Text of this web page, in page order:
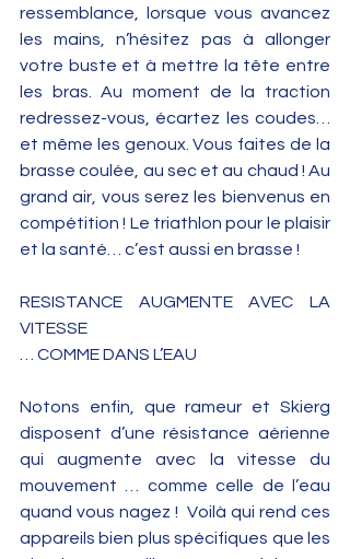
ressemblance, lorsque vous avancez
les mains, n’hésitez pas à allonger
votre buste et à mettre la tête entre
les bras. Au moment de la traction
redressez-vous, écartez les coudes…
et même les genoux. Vous faites de la
brasse coulée, au sec et au chaud ! Au
grand air, vous serez les bienvenus en
compétition ! Le triathlon pour le plaisir
et la santé… c’est aussi en brasse !
RESISTANCE AUGMENTE AVEC LA
VITESSE
… COMME DANS L’EAU
Notons enfin, que rameur et Skierg
disposent d’une résistance aérienne
qui augmente avec la vitesse du
mouvement … comme celle de l’eau
quand vous nagez !  Voilà qui rend ces
appareils bien plus spécifiques que les